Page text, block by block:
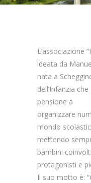
L’associazione
ideata da
nata a
dell’Infanzia
pensione a
organizzare
mondo
mettendo
bambini
protagonisti e
Il suo motto è: